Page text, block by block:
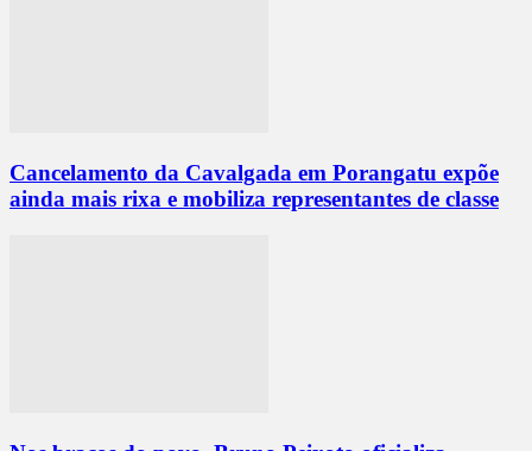
Cancelamento da Cavalgada em Porangatu expõe
ainda mais rixa e mobiliza representantes de classe